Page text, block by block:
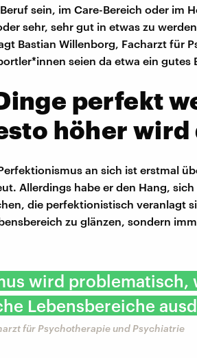
sein, im Care-Bereich oder im
sehr, sehr gut in etwas zu
Bastian Willenborg, Facharzt für
seien da etwa ein gutes
perfekt
höher wird
an sich ist erstmal
Allerdings habe er den Hang,
die perfektionistisch veranlagt
zu glänzen, sondern
wird problematisch,
Lebensbereiche
für Psychotherapie und Psychiatrie